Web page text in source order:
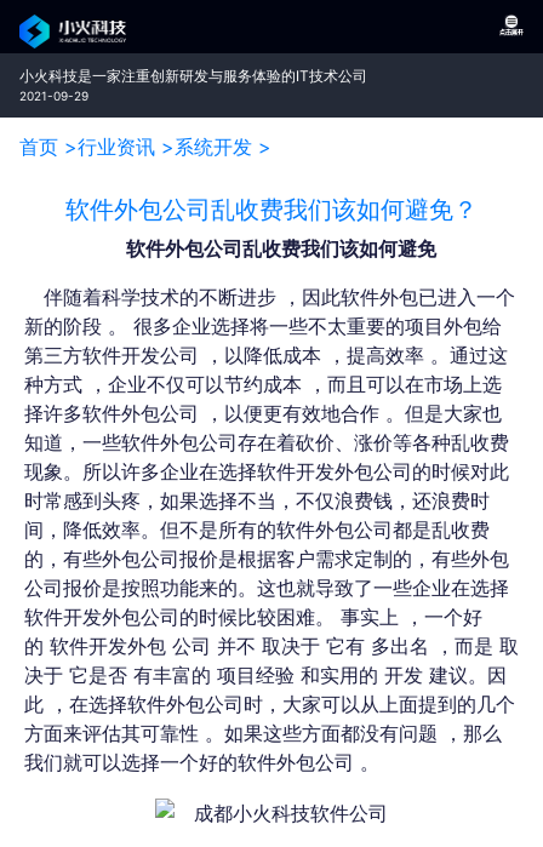
小火科技是一家注重创新研发与服务体验的IT技术公司
2021-09-29
首页 >行业资讯 >系统开发 >
软件外包公司乱收费我们该如何避免？
软件外包公司乱收费我们该如何避免
伴随着科学技术的不断进步 ， 因此软件外包已进入一个
新的阶段 。 很多企业选择将一些不太重要的项目外包给
第三方软件开发公司 ，以降低成本 ，提高效率 。 通过这
种方式 ，企业不仅可以节约成本 ，而且可以在市场上选
择许多软件外包公司 ，以便更有效地合作 。 但是大家也
知道，一些软件外包公司存在着砍价、涨价等各种乱收费
现象。 所以许多企业在选择软件开发外包公司的时候对此
时常感到头疼 ，如果选择不当，不仅浪费钱，还浪费时
间，降低效率。但不是所有的软件外包公司都是乱收费
的 ，有些外包公司报价是根据客户需求定制的， 有些外包
公司报价是按照功能来的。这也就导致了一些企业在选择
软件开发外包公司的时候比较困难。 事实上 ，一个好
的 软件开发外包 公司 并不 取决于 它有 多出名 ，而是 取
决于 它是否 有丰富的 项目经验 和实用的 开发 建议。 因
此 ，在选择软件外包公司时， 大家可以从上面提到的几个
方面来评估其可靠性 。如果这些方面都没有问题 ，那么
我们就可以选择一个好的软件外包公司 。